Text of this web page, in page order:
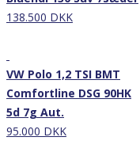
138.500 DKK
VW Polo 1,2 TSI BMT
Comfortline DSG 90HK
5d 7g Aut.
95.000 DKK